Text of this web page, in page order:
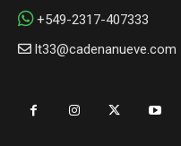
+549-2317-407333
lt33@cadenanueve.com